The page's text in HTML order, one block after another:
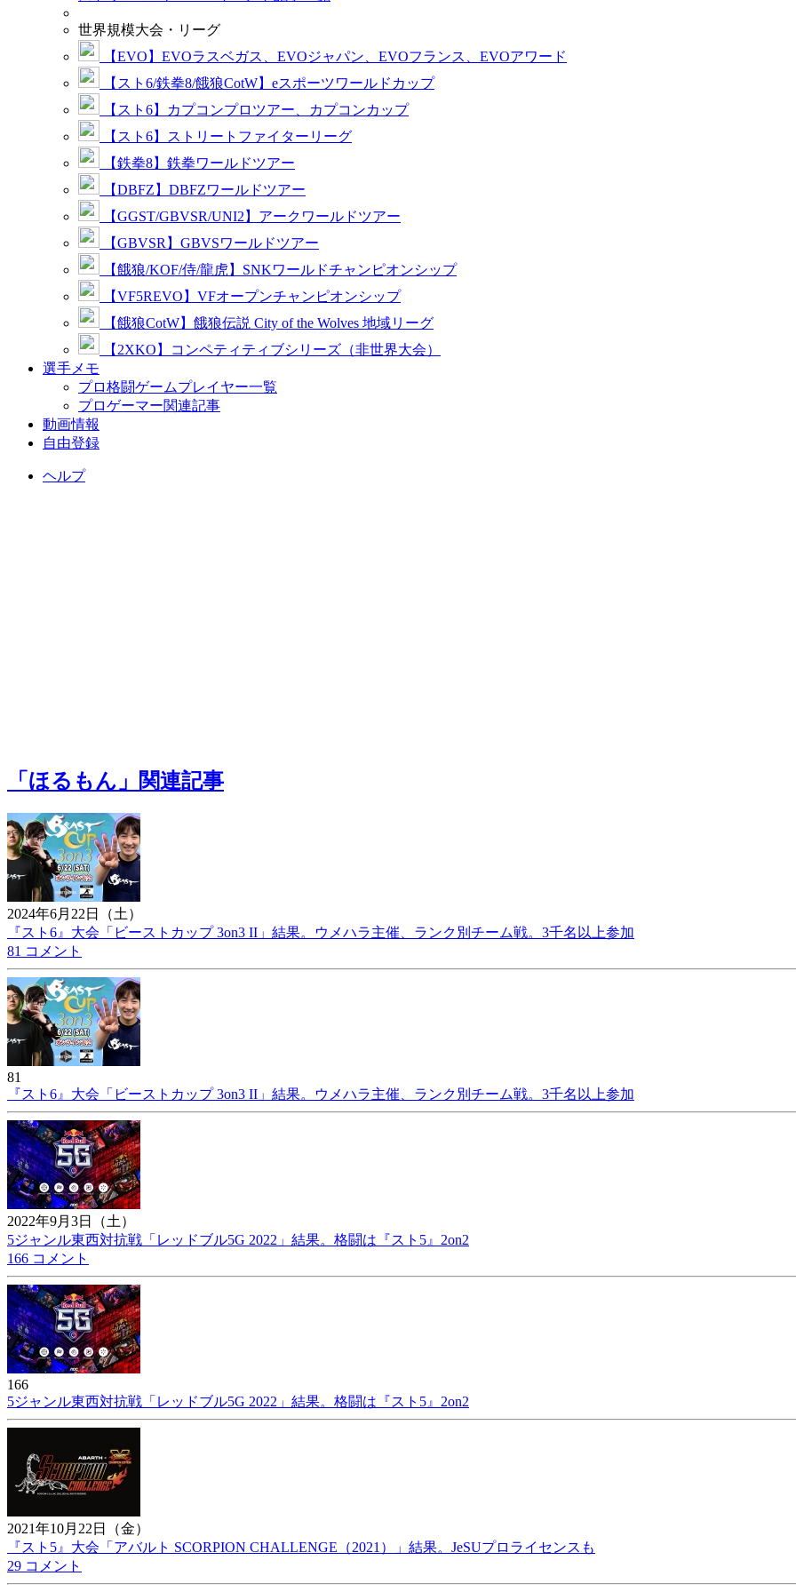
世界規模大会・リーグ
【EVO】EVOラスベガス、EVOジャパン、EVOフランス、EVOアワード
【スト6/鉄拳8/餓狼CotW】eスポーツワールドカップ
【スト6】カプコンプロツアー、カプコンカップ
【スト6】ストリートファイターリーグ
【鉄拳8】鉄拳ワールドツアー
【DBFZ】DBFZワールドツアー
【GGST/GBVSR/UNI2】アークワールドツアー
【GBVSR】GBVSワールドツアー
【餓狼/KOF/侍/龍虎】SNKワールドチャンピオンシップ
【VF5REVO】VFオープンチャンピオンシップ
【餓狼CotW】餓狼伝説 City of the Wolves 地域リーグ
【2XKO】コンペティティブシリーズ（非世界大会）
選手メモ
プロ格闘ゲームプレイヤー一覧
プロゲーマー関連記事
動画情報
自由登録
ヘルプ
「ほるもん」関連記事
2024年6月22日（土）
『スト6』大会「ビーストカップ 3on3 II」結果。ウメハラ主催、ランク別チーム戦。3千名以上参加
81 コメント
81
『スト6』大会「ビーストカップ 3on3 II」結果。ウメハラ主催、ランク別チーム戦。3千名以上参加
2022年9月3日（土）
5ジャンル東西対抗戦「レッドブル5G 2022」結果。格闘は『スト5』2on2
166 コメント
166
5ジャンル東西対抗戦「レッドブル5G 2022」結果。格闘は『スト5』2on2
2021年10月22日（金）
『スト5』大会「アバルト SCORPION CHALLENGE（2021）」結果。JeSUプロライセンスも
29 コメント